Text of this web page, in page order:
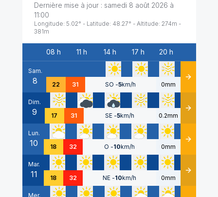
Dernière mise à jour : samedi 8 août 2026 à
11:00
Longitude: 5.02° - Latitude: 48.27° - Altitude: 274m -
381m
Date
08 h 11 h 14 h 17 h 20 h
Sam.
8 22 31 SO -5km/h 0mm Détails
Dim.
9 17 31 SE -5km/h 0.2mm Détails
Lun.
10 18 32 O -10km/h 0mm Détails
Mar.
11 18 32 NE -10km/h 0mm Détails
Mer.